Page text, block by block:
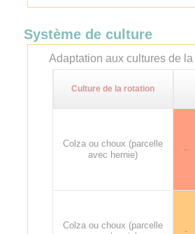
Système de culture
Adaptation aux cultures de la
Culture de la rotation
Colza ou choux (parcelle
avec hernie)
--
Colza ou choux (parcelle
-